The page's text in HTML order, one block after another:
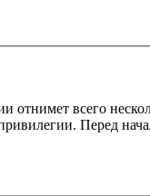
всего
Перед